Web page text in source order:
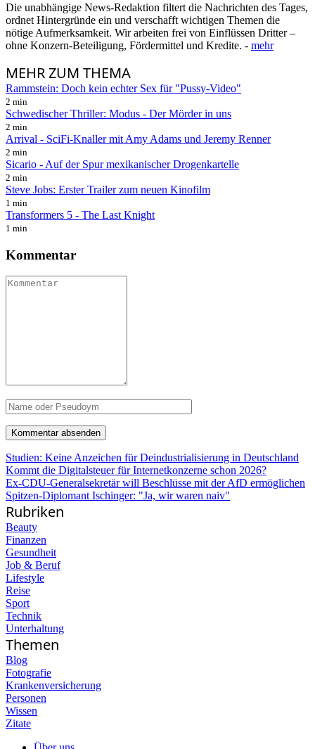
Die unabhängige News-Redaktion filtert die Nachrichten des Tages,
ordnet Hintergründe ein und verschafft wichtigen Themen die
nötige Aufmerksamkeit. Wir arbeiten frei von Einflüssen Dritter –
ohne Konzern-Beteiligung, Fördermittel und Kredite. - mehr
MEHRZUM THEMA
Rammstein: Doch kein echter Sex für "Pussy-Video"
2 min
Schwedischer Thriller: Modus - Der Mörder in uns
2 min
Arrival - SciFi-Knaller mit Amy Adams und Jeremy Renner
2 min
Sicario - Auf der Spur mexikanischer Drogenkartelle
2 min
Steve Jobs: Erster Trailer zum neuen Kinofilm
1 min
Transformers 5 - The Last Knight
1 min
Kommentar
Studien: Keine Anzeichen für Deindustrialisierung in Deutschland
Kommt die Digitalsteuer für Internetkonzerne schon 2026?
Ex-CDU-Generalsekretär will Beschlüsse mit der AfD ermöglichen
Spitzen-Diplomant Ischinger: "Ja, wir waren naiv"
Rubriken
Beauty
Finanzen
Gesundheit
Job & Beruf
Lifestyle
Reise
Sport
Technik
Unterhaltung
Themen
Blog
Fotografie
Krankenversicherung
Personen
Wissen
Zitate